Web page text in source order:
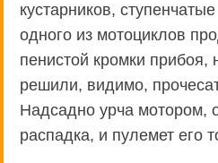
кустарников,
одного из мотоциклов
пенистой кромки прибоя,
решили, видимо,
Надсадно урча мотором,
распадка, и пулемет его